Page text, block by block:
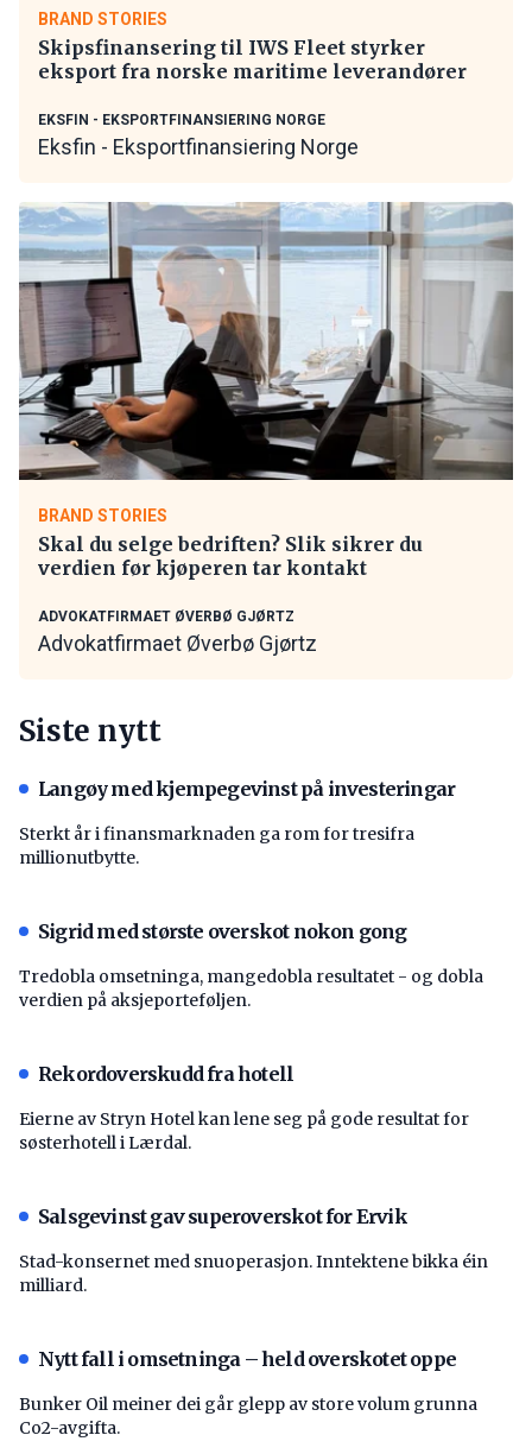
BRAND STORIES
Skipsfinansering til IWS Fleet styrker
eksport fra norske maritime leverandører
EKSFIN - EKSPORTFINANSIERING NORGE
Eksfin - Eksportfinansiering Norge
BRAND STORIES
Skal du selge bedriften? Slik sikrer du
verdien før kjøperen tar kontakt
ADVOKATFIRMAET ØVERBØ GJØRTZ
Advokatfirmaet Øverbø Gjørtz
Siste nytt
Langøy med kjempegevinst på investeringar
Sterkt år i finansmarknaden ga rom for tresifra
millionutbytte.
Sigrid med største overskot nokon gong
Tredobla omsetninga, mangedobla resultatet - og dobla
verdien på aksjeporteføljen.
Rekordoverskudd fra hotell
Eierne av Stryn Hotel kan lene seg på gode resultat for
søsterhotell i Lærdal.
Salsgevinst gav superoverskot for Ervik
Stad-konsernet med snuoperasjon. Inntektene bikka éin
milliard.
Nytt fall i omsetninga – held overskotet oppe
Bunker Oil meiner dei går glepp av store volum grunna
Co2-avgifta.